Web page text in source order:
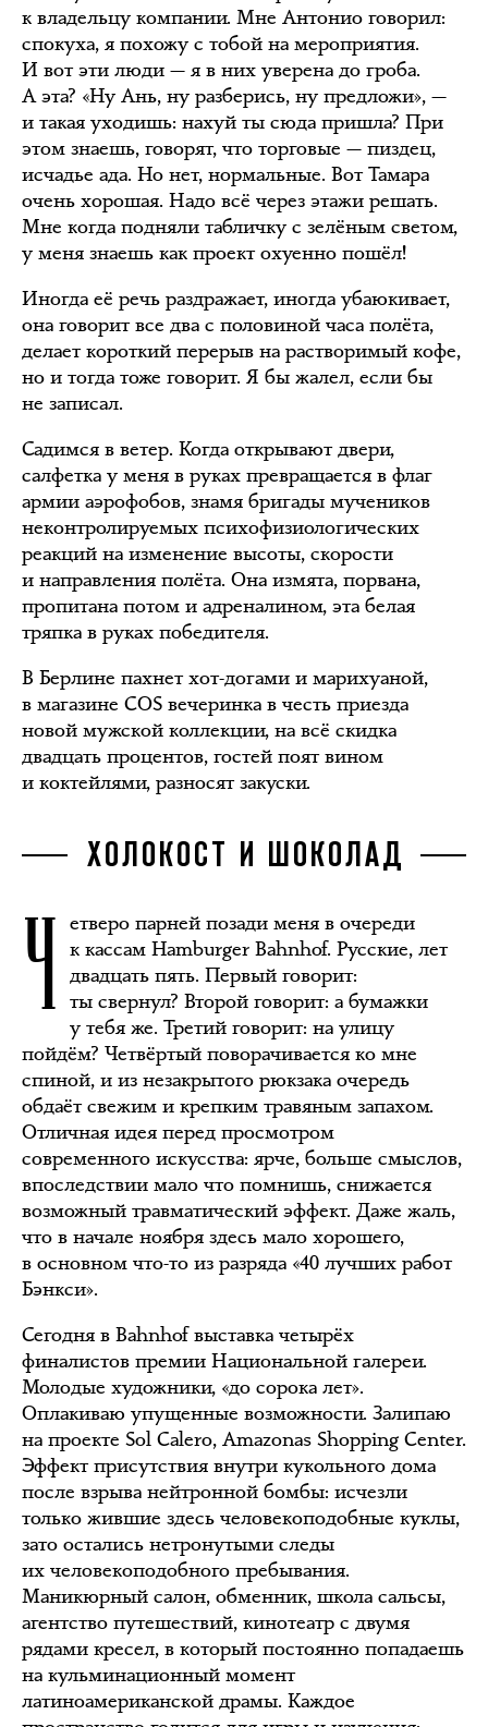
к владельцу компании. Мне Антонио говорил:
спокуха, я похожу с тобой на мероприятия.
И вот эти люди — я в них уверена до гроба.
А эта? «Ну Ань, ну разберись, ну предложи», —
и такая уходишь: нахуй ты сюда пришла? При
этом знаешь, говорят, что торговые — пиздец,
исчадье ада. Но нет, нормальные. Вот Тамара
очень хорошая. Надо всё через этажи решать.
Мне когда подняли табличку с зелёным светом,
у меня знаешь как проект охуенно пошёл!
Иногда её речь раздражает, иногда убаюкивает,
она говорит все два с половиной часа полёта,
делает короткий перерыв на растворимый кофе,
но и тогда тоже говорит. Я бы жалел, если бы
не записал.
Садимся в ветер. Когда открывают двери,
салфетка у меня в руках превращается в флаг
армии аэрофобов, знамя бригады мучеников
неконтролируемых психофизиологических
реакций на изменение высоты, скорости
и направления полёта. Она измята, порвана,
пропитана потом и адреналином, эта белая
тряпка в руках победителя.
В Берлине пахнет хот-догами и марихуаной,
в магазине COS вечеринка в честь приезда
новой мужской коллекции, на всё скидка
двадцать процентов, гостей поят вином
и коктейлями, разносят закуски.
ХОЛОКОСТ И ШОКОЛАД
Ч етверо парней позади меня в очереди
к кассам Hamburger Bahnhof. Русские, лет
двадцать пять. Первый говорит:
ты свернул? Второй говорит: а бумажки
у тебя же. Третий говорит: на улицу
пойдём? Четвёртый поворачивается ко мне
спиной, и из незакрытого рюкзака очередь
обдаёт свежим и крепким травяным запахом.
Отличная идея перед просмотром
современного искусства: ярче, больше смыслов,
впоследствии мало что помнишь, снижается
возможный травматический эффект. Даже жаль,
что в начале ноября здесь мало хорошего,
в основном что-то из разряда «40 лучших работ
Бэнкси».
Сегодня в Bahnhof выставка четырёх
финалистов премии Национальной галереи.
Молодые художники, «до сорока лет».
Оплакиваю упущенные возможности. Залипаю
на проекте Sol Calero, Amazonas Shopping Center.
Эффект присутствия внутри кукольного дома
после взрыва нейтронной бомбы: исчезли
только жившие здесь человекоподобные куклы,
зато остались нетронутыми следы
их человекоподобного пребывания.
Маникюрный салон, обменник, школа сальсы,
агентство путешествий, кинотеатр с двумя
рядами кресел, в который постоянно попадаешь
на кульминационный момент
латиноамериканской драмы. Каждое